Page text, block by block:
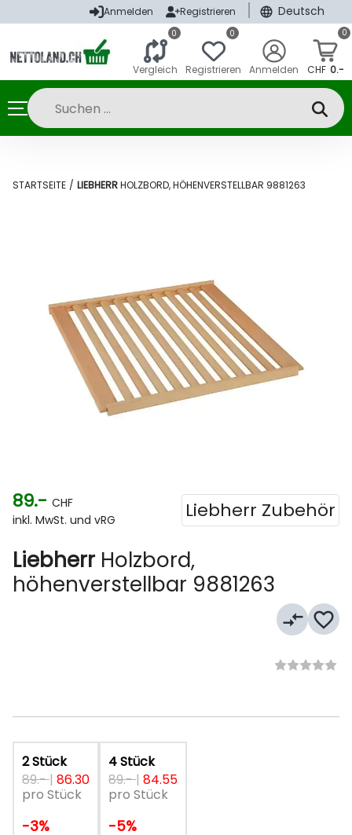
Anmelden Registrieren Deutsch
0
Vergleich
0
Registrieren Anmelden
0
CHF 0.-
STARTSEITE / LIEBHERRHOLZBORD, HÖHENVERSTELLBAR 9881263
89.- CHF
inkl. MwSt. und vRG
Liebherr Zubehör
Liebherr Holzbord,
höhenverstellbar 9881263
compare_arrows favorite_border
2 Stück
89.-| 86.30
pro Stück
-3%
4 Stück
89.-| 84.55
pro Stück
-5%